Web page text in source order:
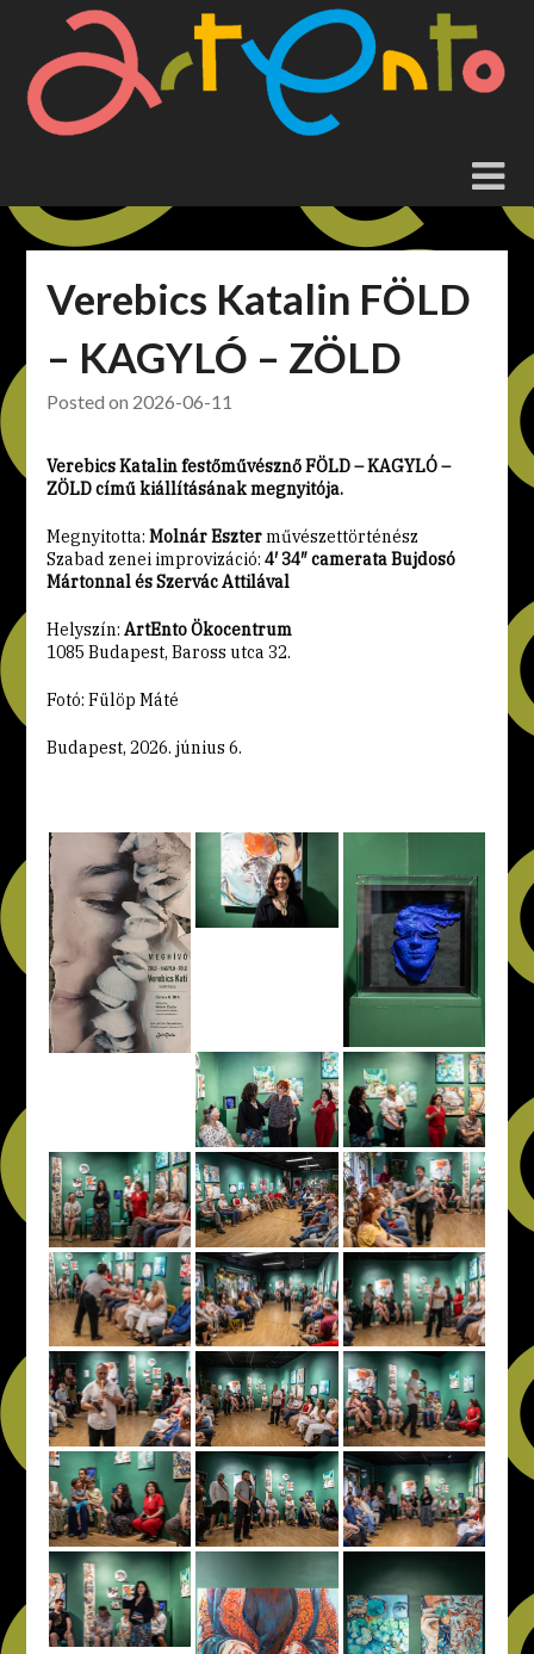
content
Verebics Katalin FÖLD
– KAGYLÓ – ZÖLD
Posted on 2026-06-11
Verebics Katalin festőművésznő FÖLD – KAGYLÓ –
ZÖLD című kiállításának megnyitója.
Megnyitotta: Molnár Eszterművészettörténész
Szabad zenei improvizáció: 4′ 34″ camerata Bujdosó
Mártonnal és Szervác Attilával
Helyszín: ArtEnto Ökocentrum
1085 Budapest, Baross utca 32.
Fotó: Fülöp Máté
Budapest, 2026. június 6.